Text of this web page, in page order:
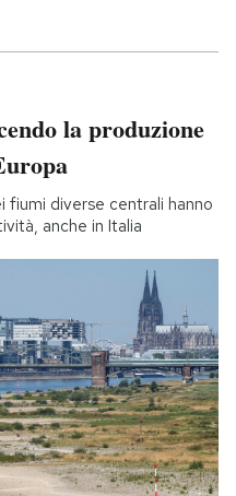
la produzione
fiumi diverse centrali hanno
anche in Italia